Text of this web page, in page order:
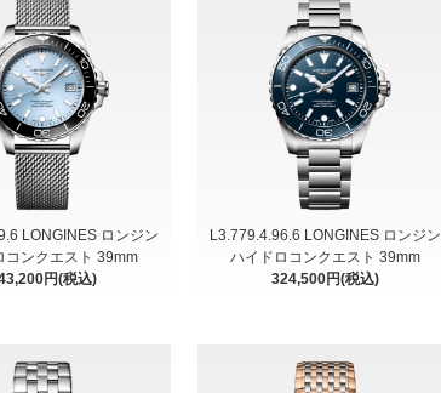
LONGINES ロンジン
コンクエスト 39mm
円(税込)
L3.779.4.96.6 LONGINES ロンジン
ハイドロコンクエスト 39mm
324,500円(税込)